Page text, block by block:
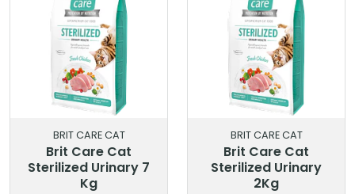
BRIT CARE CAT
Brit Care Cat
Sterilized Urinary 7
Kg
BRIT CARE CAT
Brit Care Cat
Sterilized Urinary
2Kg